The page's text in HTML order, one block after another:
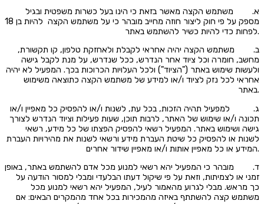
א. משתמש הקצה מאשר בזאת כי הינו בעל כשרות משפטית ובגיל
מספק על פי חוק ליצור חוזה מחייב מובהר כי על משתמש הקצה להיות בן 18
לפחות כדי להיות כשיר להשתמש באתר.
ב. משתמש הקצה יהיה אחראי לקבלת ולאחזקת טלפון, קו תקשורת,
מחשב, חומרה וכל ציוד אחר הנדרש, ככל שנדרש, על מנת לקבל גישה
ולעשות שימוש באתר ("הציוד") ולכל העלויות הכרוכות בכך. המפעיל לא יהיה
אחראי לכל נזק לציוד ו/או למידע של משתמש הקצה כתוצאה משימוש
באתר.
ג. למפעיל תהיה הזכות, בכל עת, לשנות ו/או להפסיק כל מאפיין ו/או
תכונה ו/או שימוש של האתר, לרבות תוכן, שעות פעילות וציוד הנדרש לצורך
גישה ושימוש באתר. המפעיל רשאי להפסיק הפצתו של כל מידע, רשאי
לשנות או להפסיק כל שיטת העברת מידע ורשאי לשנות את מהירויות העברת
המידע או כל מאפיין אותות ו/או מאפיין שידור אחרים.
ד. מובהר כי המפעיל יהא רשאי למנוע מכל אדם להשתמש באתר, באופן
זמני או לצמיתות, וזאת על פי שיקול דעתו הבלעדי ומבלי למסור הודעה על
כך מראש. מבלי לגרוע מהאמור לעיל, המפעיל יהא רשאי למנוע מכל
משתמש קצה להשתתף באיזה מהמכירות בכל אחד מהמקרים הבאים: אם